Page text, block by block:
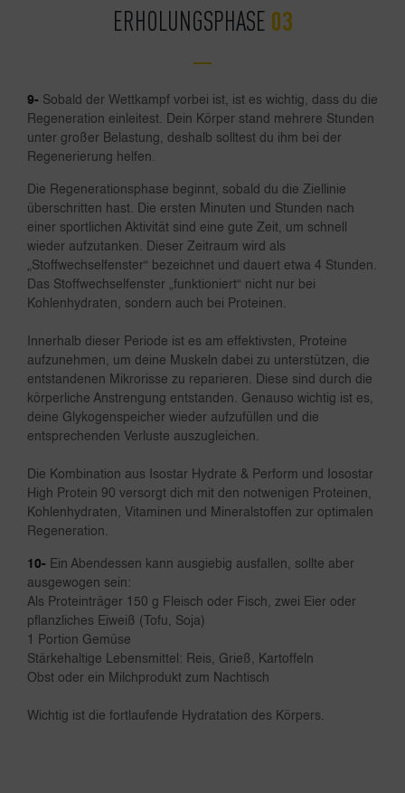
ERHOLUNGSPHASE
9- Sobald der Wettkampf vorbei ist, ist es wichtig, dass du die
Regeneration einleitest. Dein Körper stand mehrere Stunden
unter großer Belastung, deshalb solltest du ihm bei der
Regenerierung helfen.
Die Regenerationsphase beginnt, sobald du die Ziellinie
überschritten hast. Die ersten Minuten und Stunden nach
einer sportlichen Aktivität sind eine gute Zeit, um schnell
wieder aufzutanken. Dieser Zeitraum wird als
„Stoffwechselfenster“ bezeichnet und dauert etwa 4 Stunden.
Das Stoffwechselfenster „funktioniert“ nicht nur bei
Kohlenhydraten, sondern auch bei Proteinen.
Innerhalb dieser Periode ist es am effektivsten, Proteine
aufzunehmen, um deine Muskeln dabei zu unterstützen, die
entstandenen Mikrorisse zu reparieren. Diese sind durch die
körperliche Anstrengung entstanden. Genauso wichtig ist es,
deine Glykogenspeicher wieder aufzufüllen und die
entsprechenden Verluste auszugleichen.
Die Kombination aus Isostar Hydrate & Perform und Iosostar
High Protein 90 versorgt dich mit den notwenigen Proteinen,
Kohlenhydraten, Vitaminen und Mineralstoffen zur optimalen
Regeneration.
10- Ein Abendessen kann ausgiebig ausfallen, sollte aber
ausgewogen sein:
Als Proteinträger 150 g Fleisch oder Fisch, zwei Eier oder
pflanzliches Eiweiß (Tofu, Soja)
1 Portion Gemüse
Stärkehaltige Lebensmittel: Reis, Grieß, Kartoffeln
Obst oder ein Milchprodukt zum Nachtisch
Wichtig ist die fortlaufende Hydratation des Körpers.